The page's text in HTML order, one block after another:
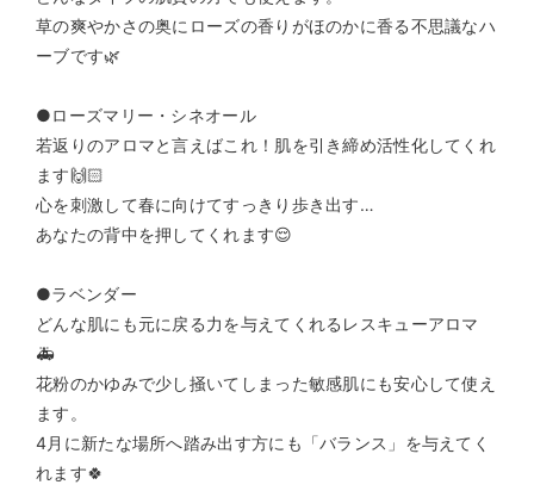
草の爽やかさの奥にローズの香りがほのかに香る不思議なハ
ーブです🌿
●ローズマリー・シネオール
若返りのアロマと言えばこれ！肌を引き締め活性化してくれ
ます🙌🏻
心を刺激して春に向けてすっきり歩き出す…
あなたの背中を押してくれます😌
●ラベンダー
どんな肌にも元に戻る力を与えてくれるレスキューアロマ
🚑
花粉のかゆみで少し掻いてしまった敏感肌にも安心して使え
ます。
4月に新たな場所へ踏み出す方にも「バランス」を与えてく
れます🍀